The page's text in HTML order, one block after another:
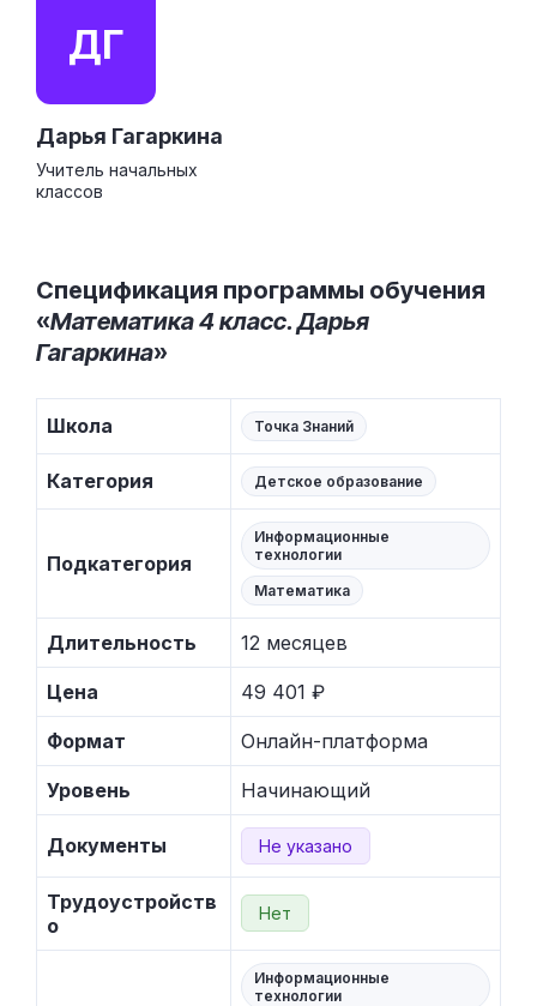
ДГ
Дарья Гагаркина
Учитель начальных
классов
Спецификация программы обучения
«Математика 4 класс. Дарья
Гагаркина»
Школа Точка Знаний
Категория Детское образование
Подкатегория
Информационные
технологии
Математика
Длительность 12 месяцев
Цена 49 401 ₽
Формат Онлайн-платформа
Уровень Начинающий
Документы Не указано
Трудоустройств
о
Нет
Информационные
технологии